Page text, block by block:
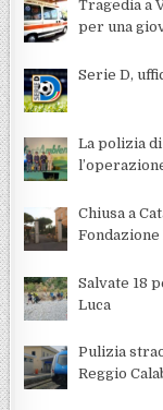
Tragedia a
per una
Serie D,
La polizia
Chiusa a
Fondazione
Salvate 18
Luca
Pulizia
Reggio